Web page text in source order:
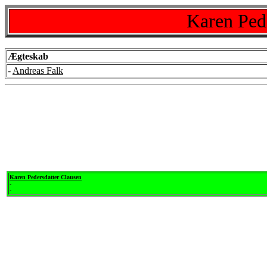
Karen
Ægteskab
- Andreas Falk
Karen Pedersdatter Clausen
-
-